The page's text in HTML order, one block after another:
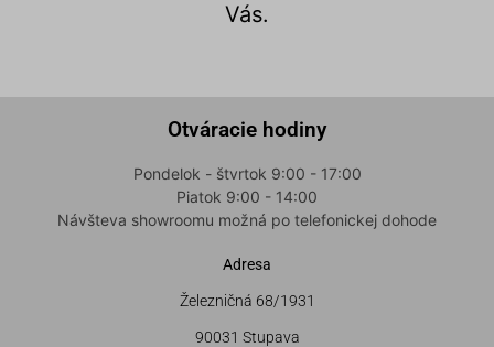
Vás.
Otváracie hodiny
Pondelok - štvrtok 9:00 - 17:00
Piatok 9:00 - 14:00
Návšteva showroomu možná po telefonickej dohode
Adresa
Železničná 68/1931
90031 Stupava